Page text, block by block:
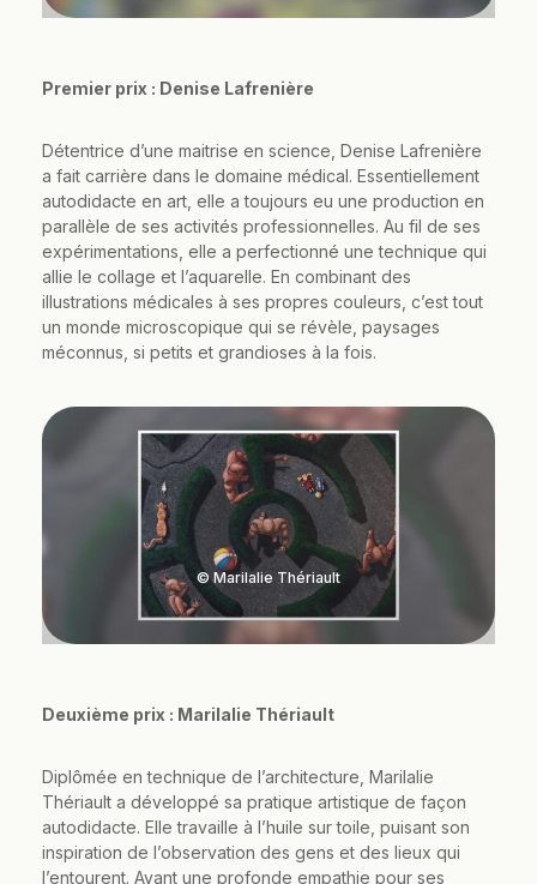
Premier prix : Denise Lafrenière
Détentrice d’une maitrise en science, Denise Lafrenière
a fait carrière dans le domaine médical. Essentiellement
autodidacte en art, elle a toujours eu une production en
parallèle de ses activités professionnelles. Au fil de ses
expérimentations, elle a perfectionné une technique qui
allie le collage et l’aquarelle. En combinant des
illustrations médicales à ses propres couleurs, c’est tout
un monde microscopique qui se révèle, paysages
méconnus, si petits et grandioses à la fois.
© Marilalie Thériault
Deuxième prix : Marilalie Thériault
Diplômée en technique de l’architecture, Marilalie
Thériault a développé sa pratique artistique de façon
autodidacte. Elle travaille à l’huile sur toile, puisant son
inspiration de l’observation des gens et des lieux qui
l’entourent. Ayant une profonde empathie pour ses